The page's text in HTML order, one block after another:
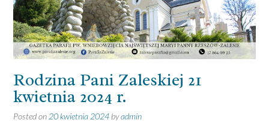
Rodzina Pani Zaleskiej 21
kwietnia 2024 r.
Posted on 20 kwietnia 2024 byadmin